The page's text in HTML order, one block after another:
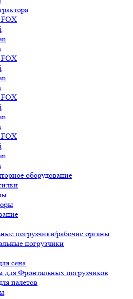
оборудование
погрузчики/рабочие органы
погрузчики
сена
для Фронтальных погрузчиков
палетов